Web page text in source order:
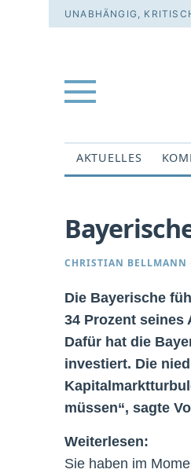
UNABHÄNGIG,
AKTUELLES
CHRISTIAN BELLMANN
Die Bayerische
34 Prozent seines
Dafür hat die
investiert. Die
müssen“, sagte
Weiterlesen:
Sie haben im